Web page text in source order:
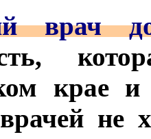
врач
крае
не